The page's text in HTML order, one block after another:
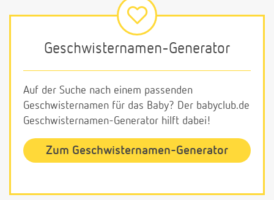
Geschwisternamen-Generator
Auf der Suche nach einem passenden
Geschwisternamen für das Baby? Der babyclub.de
Geschwisternamen-Generator hilft dabei!
Zum Geschwisternamen-Generator